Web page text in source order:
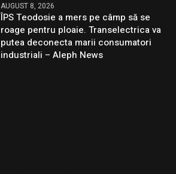
AUGUST 8, 2026
ÎPS Teodosie a mers pe câmp să se
roage pentru ploaie. Transelectrica va
putea deconecta marii consumatori
industriali – Aleph News